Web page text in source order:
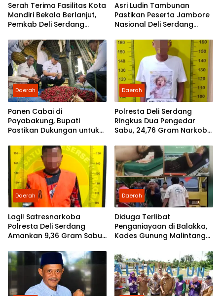
Serah Terima Fasilitas Kota
Mandiri Bekala Berlanjut,
Pemkab Deli Serdang
Asri Ludin Tambunan
Pastikan Peserta Jambore
Nasional Deli Serdang
Biaya
Daerah
Panen Cabai di
Payabakung, Bupati
Pastikan Dukungan untuk
Daerah
Polresta Deli Serdang
Ringkus Dua Pengedar
Sabu, 24,76 Gram Narkoba
Daerah
Lagi! Satresnarkoba
Polresta Deli Serdang
Amankan 9,36 Gram Sabu
Daerah
Diduga Terlibat
Penganiayaan di Balakka,
Kades Gunung Malintang
Bupati Palas Ambil Sikap